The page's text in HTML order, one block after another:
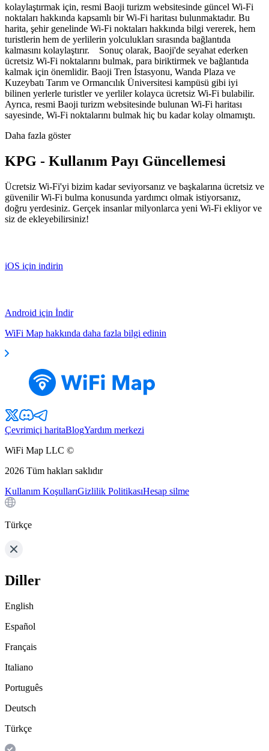
kolaylaştırmak için, resmi Baoji turizm websitesinde güncel Wi-Fi
noktaları hakkında kapsamlı bir Wi-Fi haritası bulunmaktadır. Bu
harita, şehir genelinde Wi-Fi noktaları hakkında bilgi vererek, hem
turistlerin hem de yerlilerin yolculukları sırasında bağlantıda
kalmasını kolaylaştırır. Sonuç olarak, Baoji'de seyahat ederken
ücretsiz Wi-Fi noktalarını bulmak, para biriktirmek ve bağlantıda
kalmak için önemlidir. Baoji Tren İstasyonu, Wanda Plaza ve
Kuzeybatı Tarım ve Ormancılık Üniversitesi kampüsü gibi iyi
bilinen yerlerle turistler ve yerliler kolayca ücretsiz Wi-Fi bulabilir.
Ayrıca, resmi Baoji turizm websitesinde bulunan Wi-Fi haritası
sayesinde, Wi-Fi noktalarını bulmak hiç bu kadar kolay olmamıştı.
Daha fazla göster
KPG - Kullanım Payı Güncellemesi
Ücretsiz Wi-Fi'yi bizim kadar seviyorsanız ve başkalarına ücretsiz ve
güvenilir Wi-Fi bulma konusunda yardımcı olmak istiyorsanız,
doğru yerdesiniz. Gerçek insanlar milyonlarca yeni Wi-Fi ekliyor ve
siz de ekleyebilirsiniz!
iOS için indirin
Android için İndir
WiFi Map hakkında daha fazla bilgi edinin
Çevrimiçi haritaBlogYardım merkezi
WiFi Map LLC ©
2026 Tüm hakları saklıdır
Kullanım KoşullarıGizlilik PolitikasıHesap silme
Türkçe
Diller
English
Español
Français
Italiano
Português
Deutsch
Türkçe